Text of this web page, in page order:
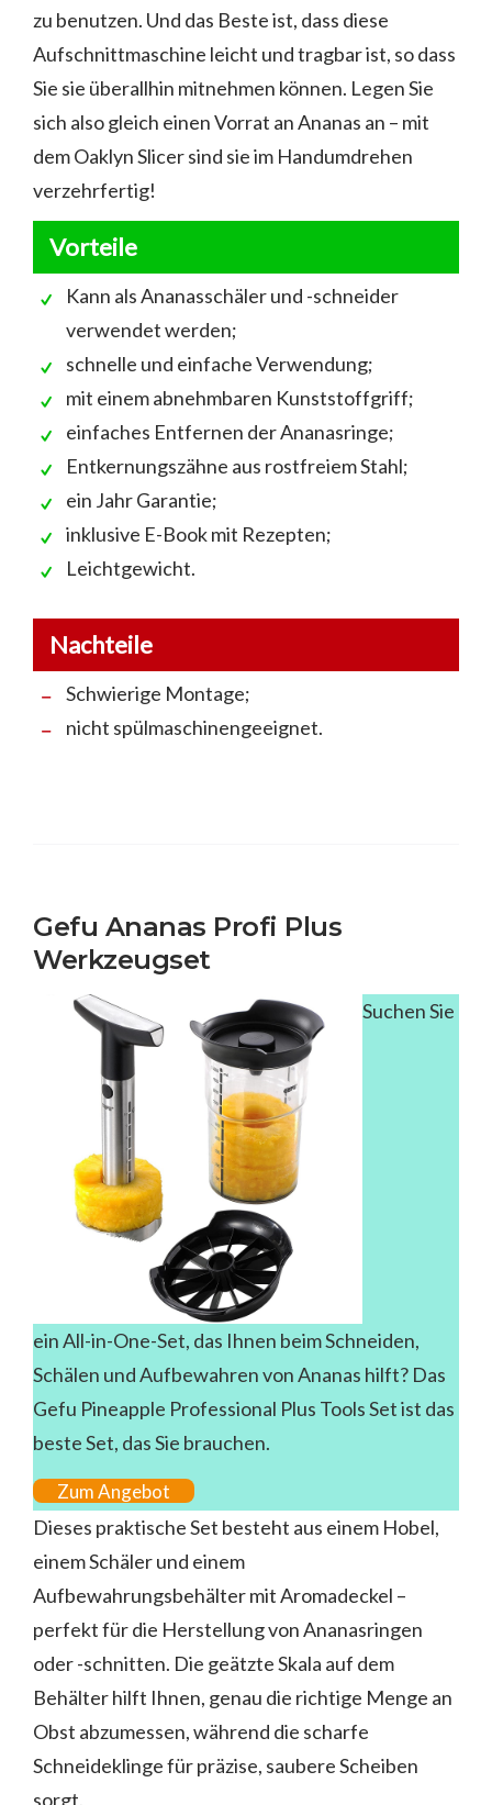
zu benutzen. Und das Beste ist, dass diese
Aufschnittmaschine leicht und tragbar ist, so dass
Sie sie überallhin mitnehmen können. Legen Sie
sich also gleich einen Vorrat an Ananas an – mit
dem Oaklyn Slicer sind sie im Handumdrehen
verzehrfertig!
Vorteile
Kann als Ananasschäler und -schneider
verwendet werden;
schnelle und einfache Verwendung;
mit einem abnehmbaren Kunststoffgriff;
einfaches Entfernen der Ananasringe;
Entkernungszähne aus rostfreiem Stahl;
ein Jahr Garantie;
inklusive E-Book mit Rezepten;
Leichtgewicht.
Nachteile
Schwierige Montage;
nicht spülmaschinengeeignet.
Gefu Ananas Profi Plus
Werkzeugset
Suchen Sie
ein All-in-One-Set, das Ihnen beim Schneiden,
Schälen und Aufbewahren von Ananas hilft? Das
Gefu Pineapple Professional Plus Tools Set ist das
beste Set, das Sie brauchen.
Zum Angebot
Dieses praktische Set besteht aus einem Hobel,
einem Schäler und einem
Aufbewahrungsbehälter mit Aromadeckel –
perfekt für die Herstellung von Ananasringen
oder -schnitten. Die geätzte Skala auf dem
Behälter hilft Ihnen, genau die richtige Menge an
Obst abzumessen, während die scharfe
Schneideklinge für präzise, saubere Scheiben
sorgt.